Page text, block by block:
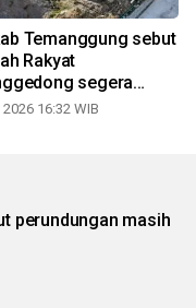
Temanggung sebut
Rakyat
segera
16:32 WIB
perundungan masih